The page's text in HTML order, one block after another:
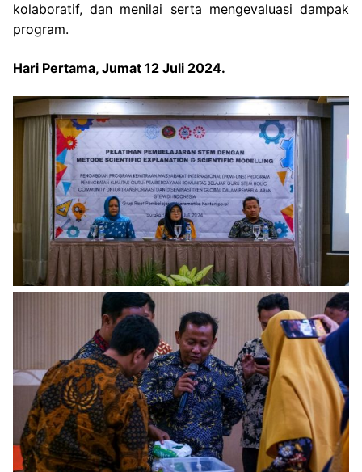
kolaboratif, dan menilai serta mengevaluasi dampak
program.
Hari Pertama, Jumat 12 Juli 2024.